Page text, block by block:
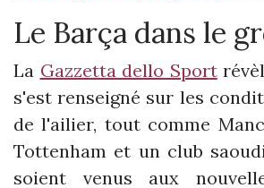
Le Barça dans le
La Gazzetta dello Sport
s'est renseigné sur les
de l'ailier, tout comme
Tottenham et un club
soient venus aux